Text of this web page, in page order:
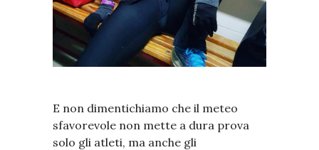
E non dimentichiamo che il meteo
sfavorevole non mette a dura prova
solo gli atleti, ma anche gli